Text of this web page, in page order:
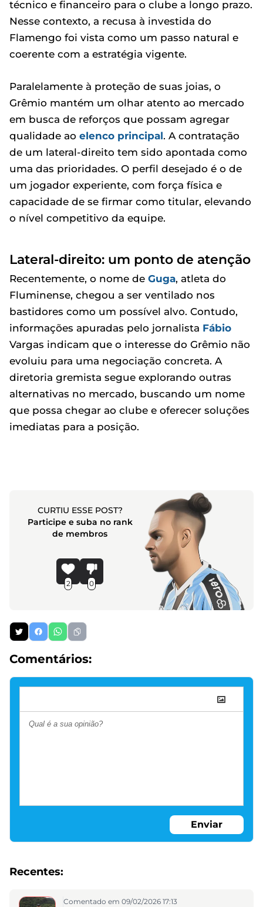
técnico e financeiro para o clube a longo prazo.
Nesse contexto, a recusa à investida do
Flamengo foi vista como um passo natural e
coerente com a estratégia vigente.
Paralelamente à proteção de suas joias, o
Grêmio mantém um olhar atento ao mercado
em busca de reforços que possam agregar
qualidade ao elenco principal. A contratação
de um lateral-direito tem sido apontada como
uma das prioridades. O perfil desejado é o de
um jogador experiente, com força física e
capacidade de se firmar como titular, elevando
o nível competitivo da equipe.
Lateral-direito: um ponto de atenção
Recentemente, o nome de Guga, atleta do
Fluminense, chegou a ser ventilado nos
bastidores como um possível alvo. Contudo,
informações apuradas pelo jornalista Fábio
Vargas indicam que o interesse do Grêmio não
evoluiu para uma negociação concreta. A
diretoria gremista segue explorando outras
alternativas no mercado, buscando um nome
que possa chegar ao clube e oferecer soluções
imediatas para a posição.
CURTIU ESSE POST?
Participe e suba no rank
de membros
2 0
Comentários:
Enviar
Recentes:
Comentado em 09/02/2026 17:13